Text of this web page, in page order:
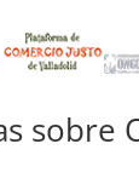
sobre